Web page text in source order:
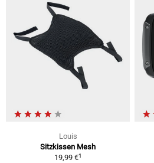
Louis
Sitzkissen Mesh
19,99 €1